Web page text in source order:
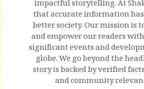
impactful storytelling. At
that accurate information
better society. Our mission
and empower our readers
significant events and
globe. We go beyond the
story is backed by verified
and community